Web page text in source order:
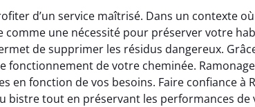
d’un service maîtrisé. Dans un contexte où
comme une nécessité pour préserver votre
de supprimer les résidus dangereux.
fonctionnement de votre cheminée.
en fonction de vos besoins. Faire confiance à
bistre tout en préservant les performances de